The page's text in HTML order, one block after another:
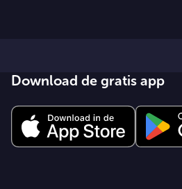
Download de gratis app